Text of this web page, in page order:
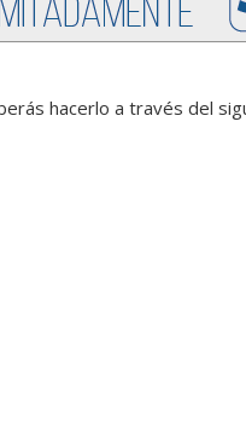
hacerlo a través del